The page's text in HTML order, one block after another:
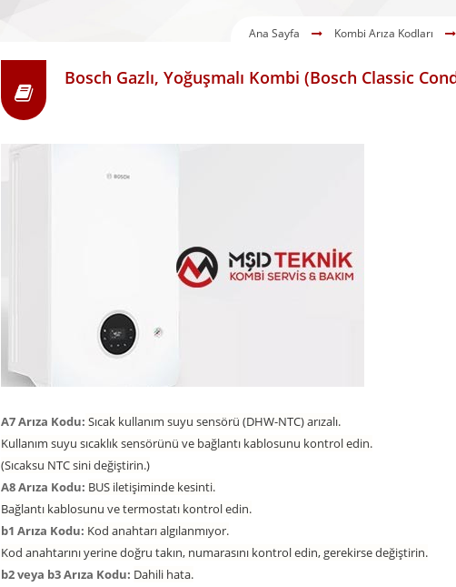
Ana Sayfa Kombi Arıza Kodları
Bosch Gazlı, Yoğuşmalı Kombi (Bosch Classic
A7 Arıza Kodu: Sıcak kullanım suyu sensörü (DHW-NTC) arızalı.
Kullanım suyu sıcaklık sensörünü ve bağlantı kablosunu kontrol edin.
(Sıcaksu NTC sini değiştirin.)
A8 Arıza Kodu: BUS iletişiminde kesinti.
Bağlantı kablosunu ve termostatı kontrol edin.
b1 Arıza Kodu: Kod anahtarı algılanmıyor.
Kod anahtarını yerine doğru takın, numarasını kontrol edin, gerekirse değiştirin.
b2 veya b3 Arıza Kodu: Dahili hata.